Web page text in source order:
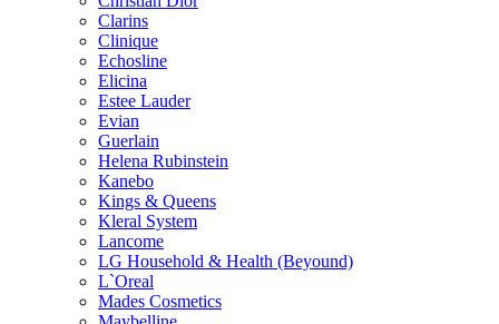
Clarins
Clinique
Echosline
Elicina
Estee Lauder
Evian
Guerlain
Helena Rubinstein
Kanebo
Kings & Queens
Kleral System
Lancome
LG Household & Health (Beyound)
L`Oreal
Mades Cosmetics